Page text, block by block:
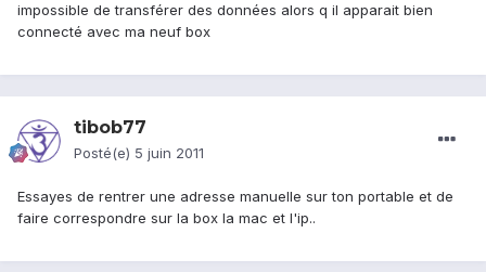
impossible de transférer des données alors q il apparait bien
connecté avec ma neuf box
tibob77
Posté(e) 5 juin 2011
Essayes de rentrer une adresse manuelle sur ton portable et de
faire correspondre sur la box la mac et l'ip..